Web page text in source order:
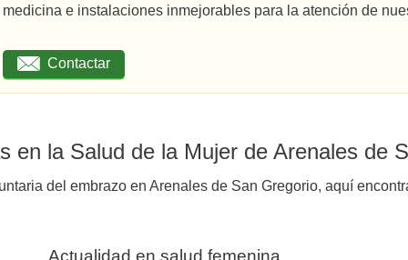
medicina e instalaciones inmejorables para la atención de
Contactar
en la Salud de la Mujer de Arenales de
del embrazo en Arenales de San Gregorio, aquí
Actualidad en salud femenina